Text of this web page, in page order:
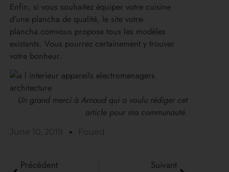
Enfin, si vous souhaitez équiper votre cuisine
d’une plancha de qualité, le site votre-
plancha.comvous propose tous les modèles
existants. Vous pourrez certainement y trouver
votre bonheur.
Un grand merci à Arnaud qui a voulu rédiger cet
article pour ma communauté.
June 10, 2019 Foued
Précédent
Suivant